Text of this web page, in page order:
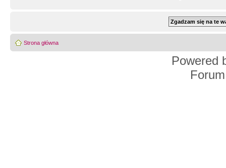
Strona główna
Powered